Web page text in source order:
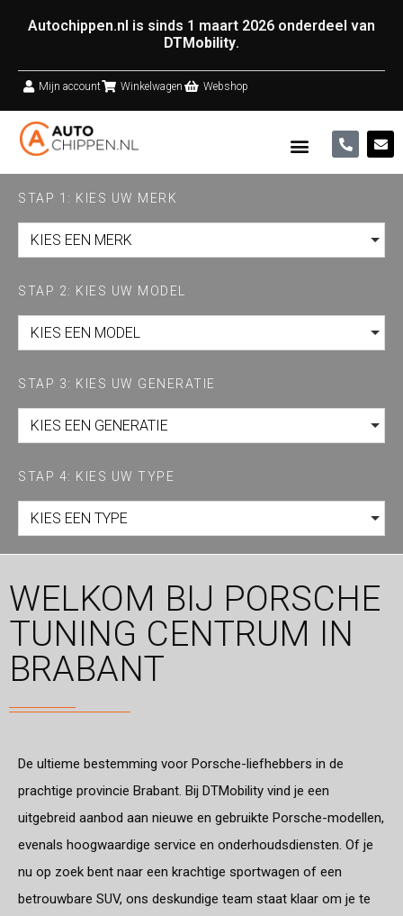
Autochippen.nl is sinds 1 maart 2026 onderdeel van
DTMobility.
Mijn account Winkelwagen Webshop
STAP 1: KIES UW MERK
KIES EEN MERK
STAP 2: KIES UW MODEL
KIES EEN MODEL
STAP 3: KIES UW GENERATIE
KIES EEN GENERATIE
STAP 4: KIES UW TYPE
KIES EEN TYPE
WELKOM BIJ PORSCHE
TUNING CENTRUM IN
BRABANT
De ultieme bestemming voor Porsche-liefhebbers in de
prachtige provincie Brabant. Bij DTMobility vind je een
uitgebreid aanbod aan nieuwe en gebruikte Porsche-modellen,
evenals hoogwaardige service en onderhoudsdiensten. Of je
nu op zoek bent naar een krachtige sportwagen of een
betrouwbare SUV, ons deskundige team staat klaar om je te